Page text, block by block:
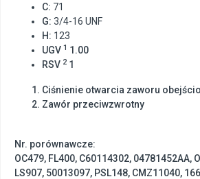
C: 71
G: 3/4-16 UNF
H: 123
UGV 1 1.00
RSV 2 1
Ciśnienie otwarcia zaworu
Zawór przeciwzwrotny
Nr. porównawcze:
OC479, FL400, C60114302, 04781452AA,
LS907, 50013097, PSL148, CMZ11040,